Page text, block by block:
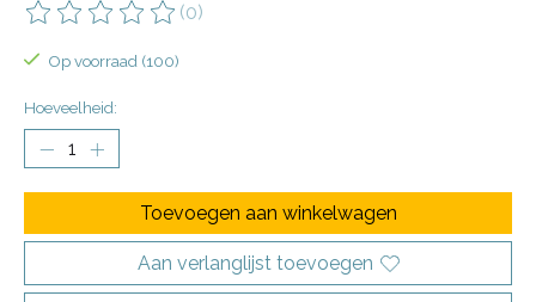
De beoordeling van dit product is
(0)
Op voorraad (100)
Hoeveelheid:
Toevoegen aan winkelwagen
Aan verlanglijst toevoegen